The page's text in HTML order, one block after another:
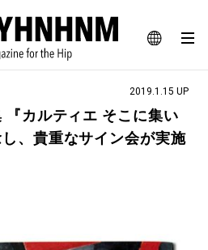
JA
EN
BLOG SNAP
チャー、ライフスタイルWEBマガジン
2019.1.15 UP
『カルティエ そこに集い
、貴重なサイン会が実施